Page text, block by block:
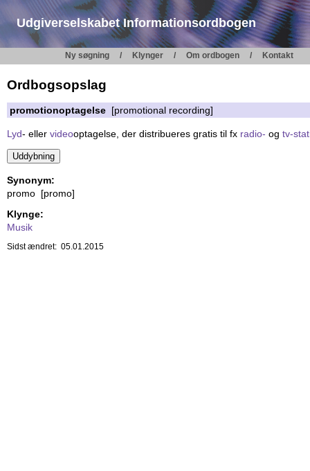
Udgiverselskabet Informationsordbogen
Ny søgning Klynger Om ordbogen Kontakt
Ordbogsopslag
promotionoptagelse [promotional recording]
Lyd- eller videooptagelse, der distribueres gratis til fx radio- og tv-
Synonym:
promo [promo]
Klynge:
Musik
Sidst ændret: 05.01.2015